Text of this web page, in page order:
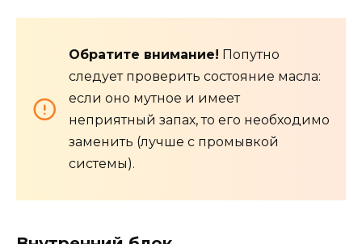
Обратите внимание! Попутно
следует проверить состояние масла:
если оно мутное и имеет
неприятный запах, то его необходимо
заменить (лучше с промывкой
системы).